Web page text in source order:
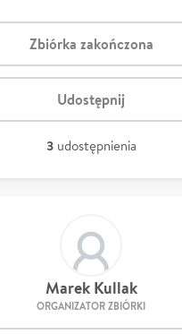
Zbiórka zakończona
Udostępnij
3 udostępnienia
Marek Kullak
ORGANIZATOR ZBIÓRKI